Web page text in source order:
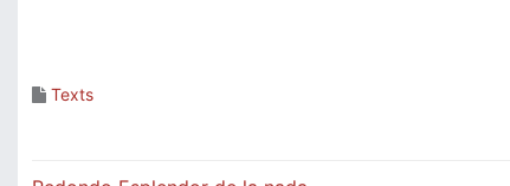
Texts